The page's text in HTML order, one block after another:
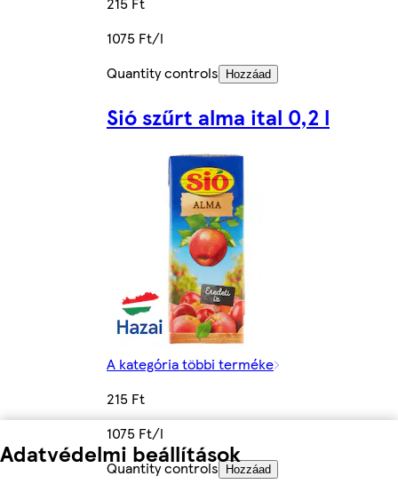
Adatvédelmi beállítások
1075 Ft/l
Quantity controls
Hozzáad
Sió szűrt alma ital 0,2 l
A kategória többi terméke
215 Ft
1075 Ft/l
Quantity controls
Hozzáad